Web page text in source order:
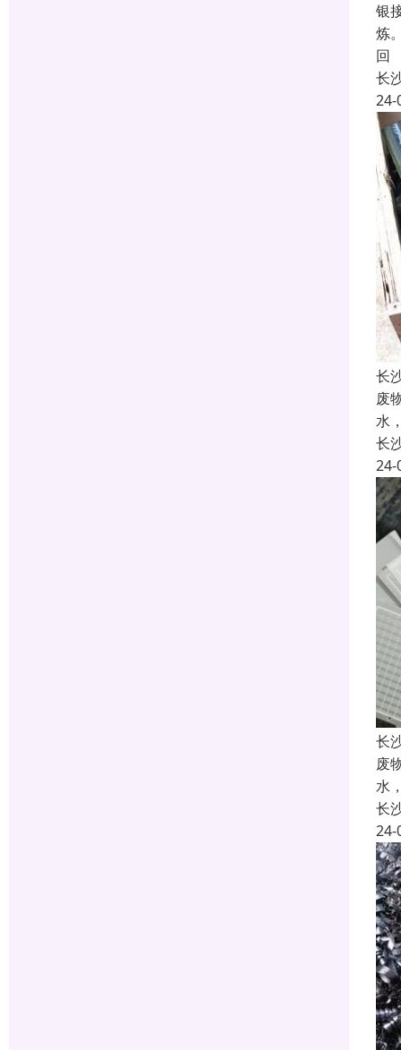
银
炼
回
长
24-
长
废
水
长
24-
长
废
水
长
24-